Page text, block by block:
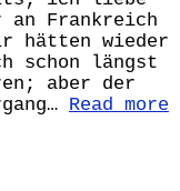
Frankreich
hätten wieder
schon längst
aber der
Read more